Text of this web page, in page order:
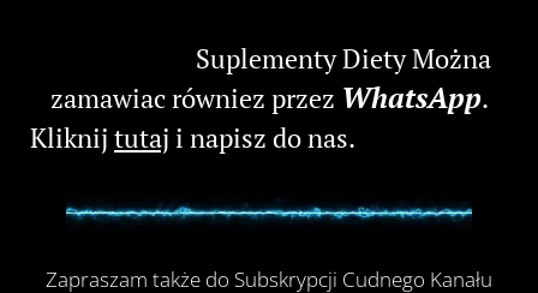
💊 👉 👉 👉Suplementy Diety Można
zamawiac równiez przez WhatsApp.
Kliknij tutaj i napisz do nas. 👈 👈 👈 📱
Zapraszam także do Subskrypcji Cudnego Kanału